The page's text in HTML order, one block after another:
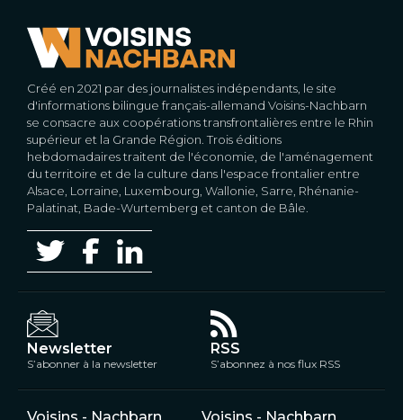
Créé en 2021 par des journalistes indépendants, le site
d'informations bilingue français-allemand Voisins-Nachbarn
se consacre aux coopérations transfrontalières entre le Rhin
supérieur et la Grande Région. Trois éditions
hebdomadaires traitent de l'économie, de l'aménagement
du territoire et de la culture dans l'espace frontalier entre
Alsace, Lorraine, Luxembourg, Wallonie, Sarre, Rhénanie-
Palatinat, Bade-Wurtemberg et canton de Bâle.
Newsletter
S’abonner à la newsletter
RSS
S’abonnez à nos flux RSS